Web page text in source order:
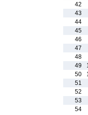
42
43
44
45
46
47
48
49
50
51
52
53
54